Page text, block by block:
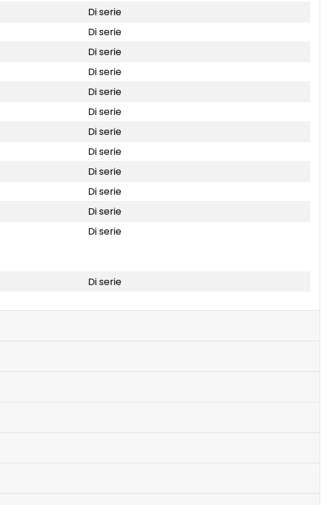
Di serie
Di serie
Di serie
Di serie
Di serie
Di serie
Di serie
Di serie
Di serie
Di serie
Di serie
Di serie
Di serie